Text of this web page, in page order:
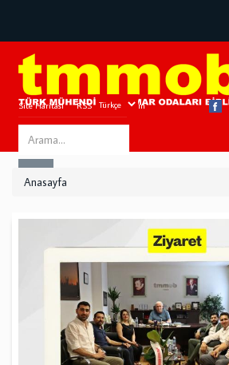
Site Haritası RSS Bize Ulaşın
Search
this
Anasayfa